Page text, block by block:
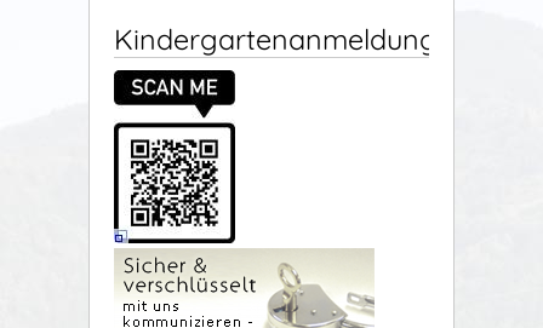
Kindergartenanmeldung